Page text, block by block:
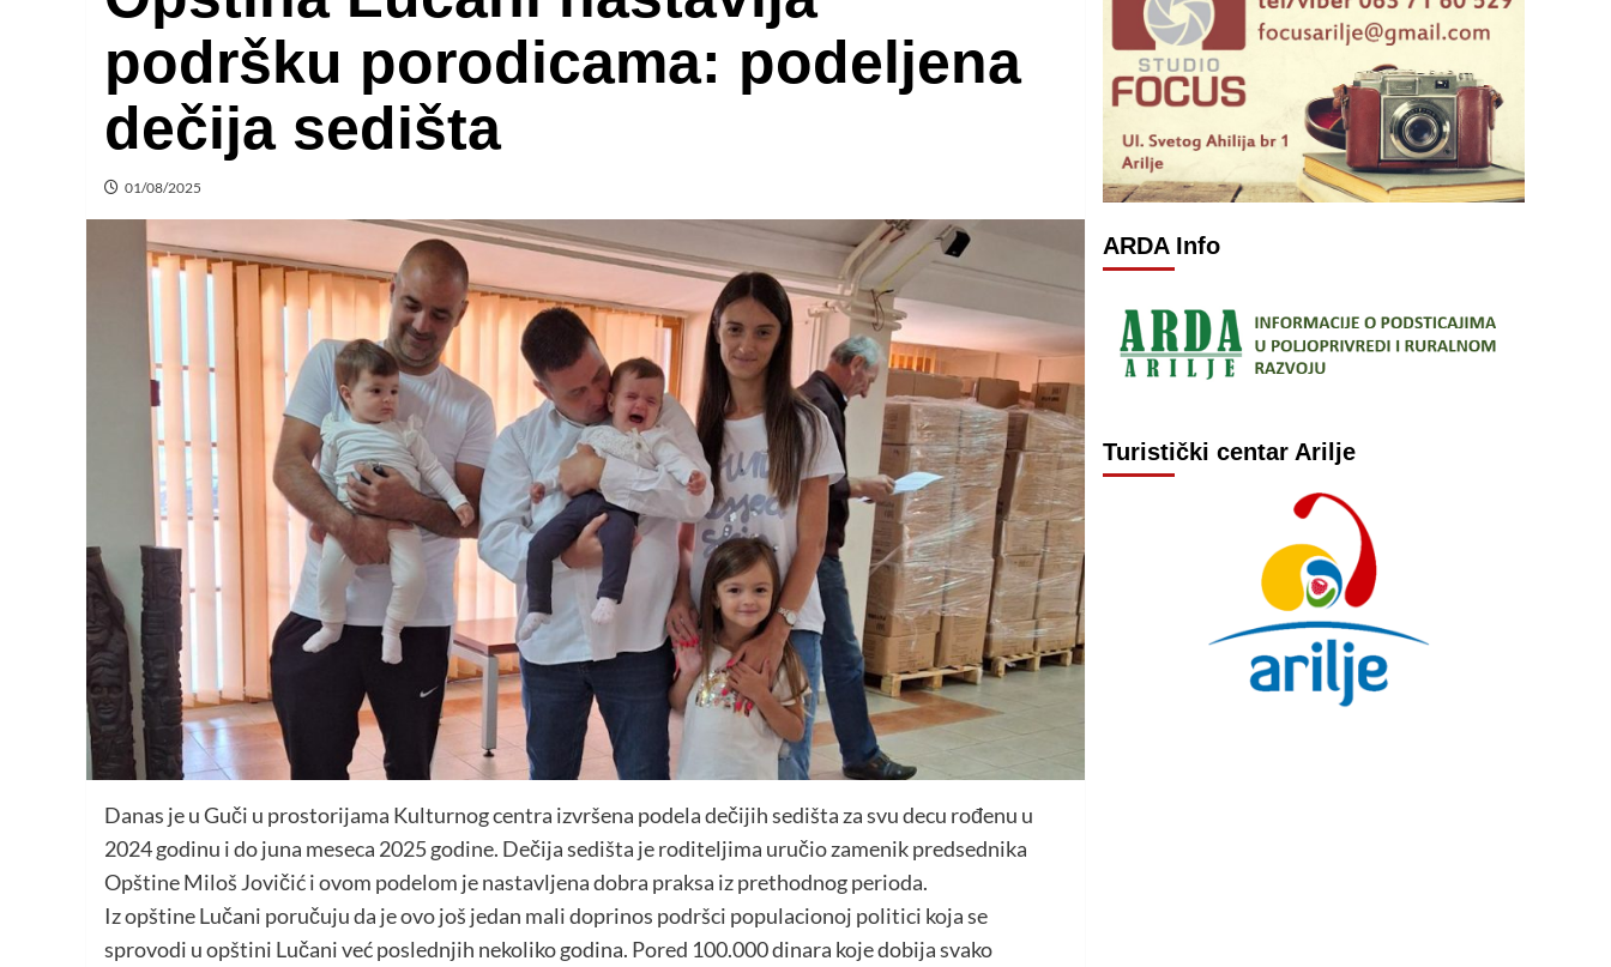
podršku porodicama: podeljena
dečija sedišta
01/08/2025
Danas je u Guči u prostorijama Kulturnog centra izvršena podela dečijih sedišta za svu decu rođenu u
2024 godinu i do juna meseca 2025 godine. Dečija sedišta je roditeljima uručio zamenik predsednika
Opštine Miloš Jovičić i ovom podelom je nastavljena dobra praksa iz prethodnog perioda.
Iz opštine Lučani poručuju da je ovo još jedan mali doprinos podršci populacionoj politici koja se
sprovodi u opštini Lučani već poslednjih nekoliko godina. Pored 100.000 dinara koje dobija svako
ARDA Info
Turistički centar Arilje